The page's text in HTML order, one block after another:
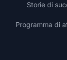
Storie di
Programma di